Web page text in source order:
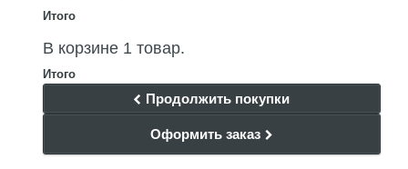
Итого
В корзине 1 товар.
Итого
Продолжить покупки
Оформить заказ